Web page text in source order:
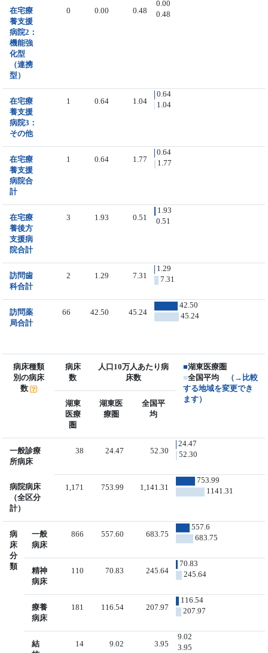
在宅療
養支援
病院2：
機能強
化型
（連携
型）
0 0.00 0.48
0.00
0.48
在宅療
養支援
病院3：
その他
1 0.64 1.04
0.64
1.04
在宅療
養支援
病院合
計
1 0.64 1.77
0.64
1.77
在宅療
養後方
支援病
院合計
3 1.93 0.51
1.93
0.51
訪問歯
科合計
2 1.29 7.31
1.29
7.31
訪問薬
局合計
66 42.50 45.24
42.50
45.24
病床種類
別の病床
数
病床
数
人口10万人あたり病
床数
■湖東医療圏
■全国平均
（→比較
する地域を変更でき
ます）
湖東
医療
圏
湖東医
療圏
全国平
均
一般診療
所病床
38 24.47 52.30
24.47
52.30
病院病床
（全区分
計）
1,171 753.99 1,141.31
753.99
1141.31
病
床
分
類
一般
病床
866 557.60 683.75
557.6
683.75
精神
病床
110 70.83 245.64
70.83
245.64
療養
病床
181 116.54 207.97
116.54
207.97
結
14 9.02 3.95
9.02
3.95